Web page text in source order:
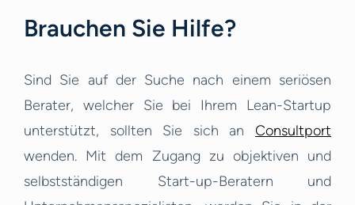
Brauchen Sie Hilfe?
Sind Sie auf der Suche nach einem seriösen
Berater, welcher Sie bei Ihrem Lean-Startup
unterstützt, sollten Sie sich an Consultport
wenden. Mit dem Zugang zu objektiven und
selbstständigen Start-up-Beratern und